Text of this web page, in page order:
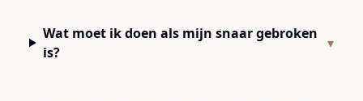
Wat moet ik doen als mijn snaar gebroken
is?
▾